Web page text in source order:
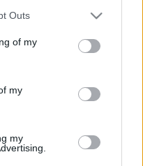
one or more Google
You may click to
its third-party tags to
in below Google
Outs
of my
my
my